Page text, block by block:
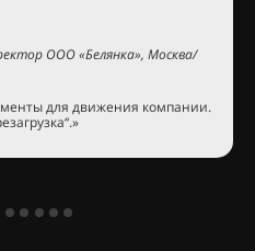
ООО «Белянка», Москва/
для движения компании.